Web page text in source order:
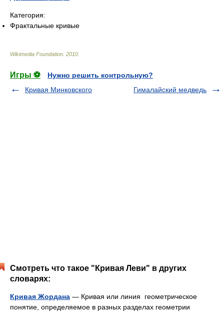
Категория:
Фрактальные кривые
Wikimedia Foundation 2010
Игры ⚽
Нужно решить контрольную?
Кривая Минковского
Гималайский медведь
Смотреть что такое "Кривая Леви" в других
словарях:
Кривая Жордана — Кривая или линия геометрическое
понятие, определяемое в разных разделах геометрии